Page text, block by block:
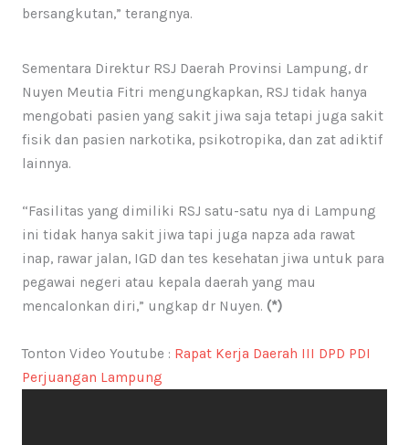
bersangkutan,” terangnya.
Sementara Direktur RSJ Daerah Provinsi Lampung, dr
Nuyen Meutia Fitri mengungkapkan, RSJ tidak hanya
mengobati pasien yang sakit jiwa saja tetapi juga sakit
fisik dan pasien narkotika, psikotropika, dan zat adiktif
lainnya.
“Fasilitas yang dimiliki RSJ satu-satu nya di Lampung
ini tidak hanya sakit jiwa tapi juga napza ada rawat
inap, rawar jalan, IGD dan tes kesehatan jiwa untuk para
pegawai negeri atau kepala daerah yang mau
mencalonkan diri,” ungkap dr Nuyen. (*)
Tonton Video Youtube : Rapat Kerja Daerah III DPD PDI
Perjuangan Lampung